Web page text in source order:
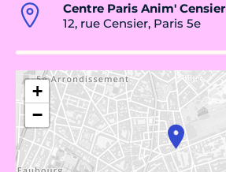
Centre Paris Anim' Censier
12, rue Censier, Paris 5e
+
−